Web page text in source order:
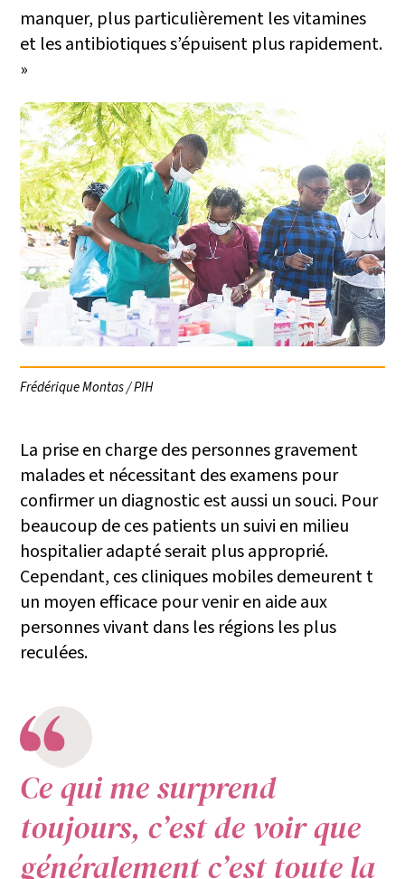
manquer, plus particulièrement les vitamines
et les antibiotiques s’épuisent plus rapidement.
»
Frédérique Montas / PIH
La prise en charge des personnes gravement
malades et nécessitant des examens pour
confirmer un diagnostic est aussi un souci. Pour
beaucoup de ces patients un suivi en milieu
hospitalier adapté serait plus approprié.
Cependant, ces cliniques mobiles demeurent t
un moyen efficace pour venir en aide aux
personnes vivant dans les régions les plus
reculées.
Ce qui me surprend
toujours, c’est de voir que
généralement c’est toute la